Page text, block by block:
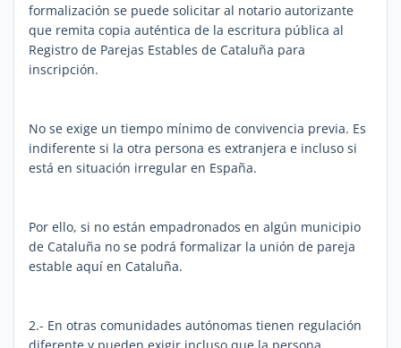
formalización se puede solicitar al notario autorizante
que remita copia auténtica de la escritura pública al
Registro de Parejas Estables de Cataluña para
inscripción.
No se exige un tiempo mínimo de convivencia previa. Es
indiferente si la otra persona es extranjera e incluso si
está en situación irregular en España.
Por ello, si no están empadronados en algún municipio
de Cataluña no se podrá formalizar la unión de pareja
estable aquí en Cataluña.
2.- En otras comunidades autónomas tienen regulación